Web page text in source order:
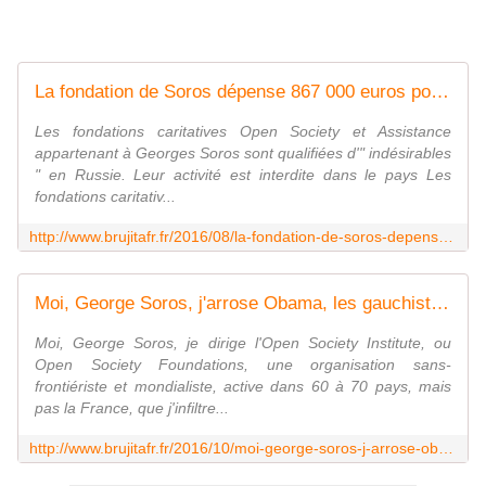
La fondation de Soros dépense 867 000 euros pour contrer la politique antiterroriste en France - MOINS de BIENS PLUS de LIENS
Les fondations caritatives Open Society et Assistance
appartenant à Georges Soros sont qualifiées d'" indésirables
" en Russie. Leur activité est interdite dans le pays Les
fondations caritativ...
Moi, George Soros, j'arrose Obama, les gauchistes, les lèche-babouches et les Femen... - MOINS de BIENS PLUS de LIENS
Moi, George Soros, je dirige l'Open Society Institute, ou
Open Society Foundations, une organisation sans-
frontiériste et mondialiste, active dans 60 à 70 pays, mais
pas la France, que j'infiltre...